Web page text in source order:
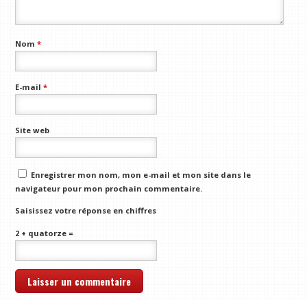
Nom*
E-mail*
Site web
Enregistrer mon nom, mon e-mail et mon site dans le
navigateur pour mon prochain commentaire.
Saisissez votre réponse en chiffres
2 + quatorze =